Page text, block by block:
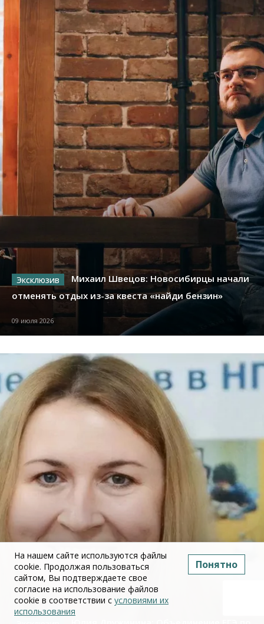
Михаил Швецов: Новосибирцы начали
отменять отдых из-за квеста «найди бензин»
09 июля 2026
На нашем сайте используются файлы
cookie. Продолжая пользоваться
сайтом, Вы подтверждаете свое
согласие на использование файлов
cookie в соответствии с условиями их
использования
Понятно